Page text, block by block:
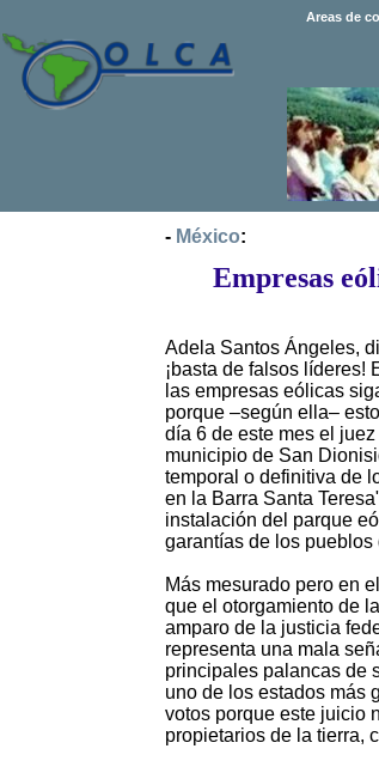
Areas de
- México:
Empresas
Adela Santos Ángeles,
¡basta de falsos
las empresas eólicas
porque –según ella–
día 6 de este mes el
municipio de San
temporal o definitiva de
en la Barra Santa
instalación del parque
garantías de los
Más mesurado pero en
que el otorgamiento de
amparo de la justicia
representa una mala
principales palancas de
uno de los estados más
votos porque este juicio
propietarios de la tierra,